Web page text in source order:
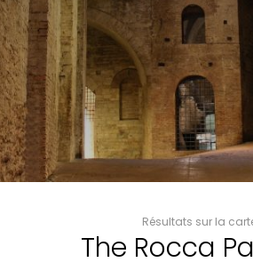
Résultats sur la
The Rocca